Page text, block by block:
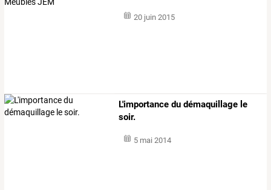
20 juin 2015
L'importance du démaquillage le
soir.
5 mai 2014